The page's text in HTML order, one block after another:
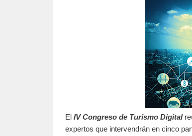
El IV Congreso de Turismo Digital
expertos que intervendrán en cinco